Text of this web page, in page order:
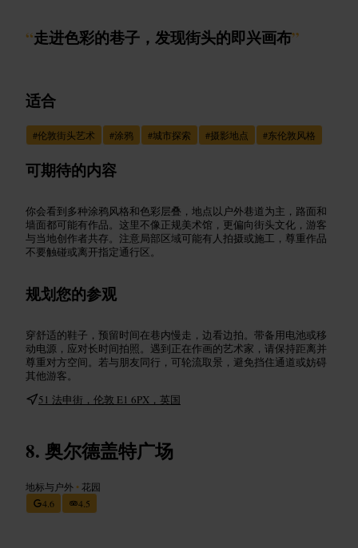
“走进色彩的巷子，发现街头的即兴画布”
适合
#伦敦街头艺术 #涂鸦 #城市探索 #摄影地点 #东伦敦风格
可期待的内容
你会看到多种涂鸦风格和色彩层叠，地点以户外巷道为主，路面和
墙面都可能有作品。这里不像正规美术馆，更偏向街头文化，游客
与当地创作者共存。注意局部区域可能有人拍摄或施工，尊重作品
不要触碰或离开指定通行区。
规划您的参观
穿舒适的鞋子，预留时间在巷内慢走，边看边拍。带备用电池或移
动电源，应对长时间拍照。遇到正在作画的艺术家，请保持距离并
尊重对方空间。若与朋友同行，可轮流取景，避免挡住通道或妨碍
其他游客。
51 法申街，伦敦 E1 6PX，英国
奥尔德盖特广场
地标与户外 •花园
4.6
4.5